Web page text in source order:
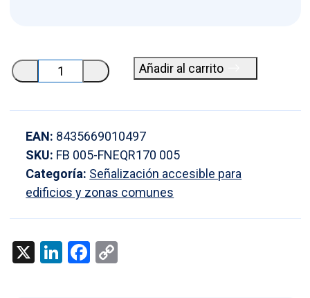
Añadir al carrito
Placa
Acceso
aluminio
cantidad
EAN: 8435669010497
SKU: FB 005-FNEQR170 005
Categoría: Señalización accesible para
edificios y zonas comunes
X LinkedIn
Facebook
Copy